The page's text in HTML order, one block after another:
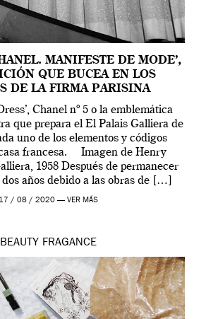
MANIFESTE DE MODE’,
QUE BUCEA EN LOS
DE LA FIRMA PARISINA
Chanel nº 5 o la emblemática
que prepara el El Palais Galliera de
uno de los elementos y códigos
francesa. Imagen de Henry
1958 Después de permanecer
años debido a las obras de […]
/ 08 / 2020 — VER MÁS
BEAUTY FRAGANCE